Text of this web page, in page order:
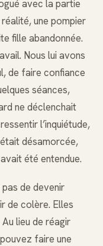
avec la partie
une pompier
fille abandonnée.
Nous lui avons
de faire confiance
séances,
ne déclenchait
l’inquiétude,
désamorcée,
été entendue.
de devenir
de colère. Elles
lieu de réagir
faire une